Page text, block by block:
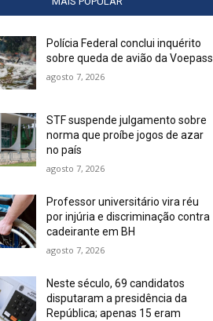
Polícia Federal conclui inquérito
sobre queda de avião da Voepass
agosto 7, 2026
STF suspende julgamento sobre
norma que proíbe jogos de azar
no país
agosto 7, 2026
Professor universitário vira réu
por injúria e discriminação contra
cadeirante em BH
agosto 7, 2026
Neste século, 69 candidatos
disputaram a presidência da
República; apenas 15 eram